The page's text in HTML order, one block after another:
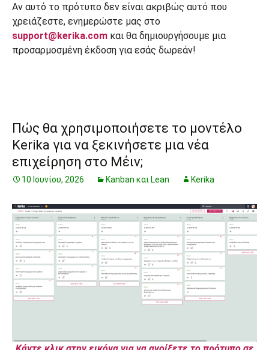
Αν αυτό το πρότυπο δεν είναι ακριβώς αυτό που
χρειάζεστε, ενημερώστε μας στο
support@kerika.com και θα δημιουργήσουμε μια
προσαρμοσμένη έκδοση για εσάς δωρεάν!
Πώς θα χρησιμοποιήσετε το μοντέλο
Kerika για να ξεκινήσετε μια νέα
επιχείρηση στο Μέιν;
10 Ιουνίου, 2026 Kanban και Lean Kerika